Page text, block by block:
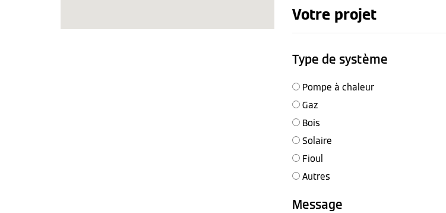
Votre projet
Type de système
Pompe à chaleur
Gaz
Bois
Solaire
Fioul
Autres
Message